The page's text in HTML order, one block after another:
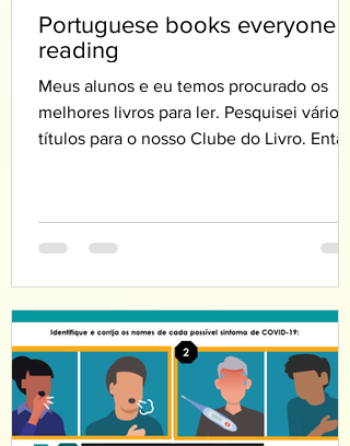
Portuguese books everyone is
reading
Meus alunos e eu temos procurado os
melhores livros para ler. Pesquisei vários
títulos para o nosso Clube do Livro. Então,